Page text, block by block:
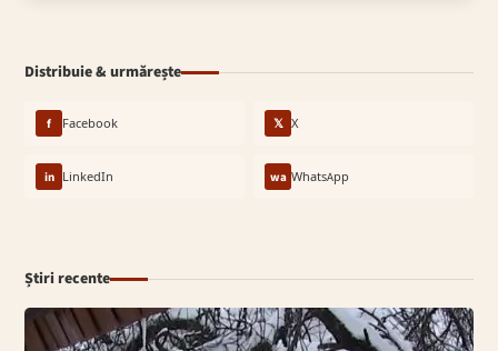
Distribuie & urmărește
f Facebook 𝕏 X
in LinkedIn wa WhatsApp
Știri recente